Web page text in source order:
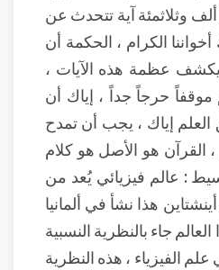
وثلاثمئة آية تتحدث عن
الكرام ، الحكمة أن
عظمة هذه الآيات ،
حرجاً جداً ، إياك أن
العلم إياك ، يجب أن تمدح
، القرآن هو الأصل هو كلام
: عالم فيزيائي يُعد من
هذا نشأ في ألمانيا
جاء بالنظرية النسبية
الفيزياء ، هذه النظرية